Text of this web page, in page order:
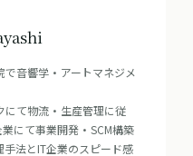
音響学・アートマネジメ
にて物流・生産管理に従
にて事業開発・SCM構築
法とIT企業のスピード感